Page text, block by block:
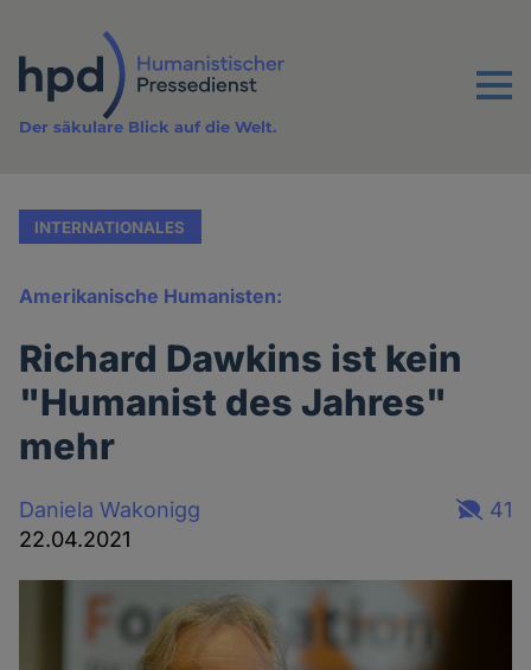
Inhalt
Menu
Der säkulare Blick auf die Welt.
INTERNATIONALES
Amerikanische Humanisten:
Richard Dawkins ist kein
"Humanist des Jahres"
mehr
Daniela Wakonigg
22.04.2021
41